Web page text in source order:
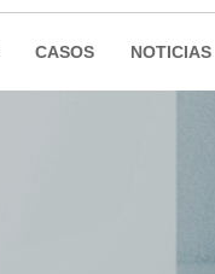
CASOS NOTICIAS